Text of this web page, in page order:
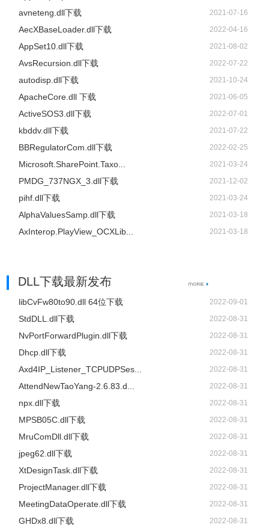
avneteng.dll下载 2021-07-16
AecXBaseLoader.dll下载 2022-04-16
AppSet10.dll下载 2021-08-02
AvsRecursion.dll下载 2022-07-22
autodisp.dll下载 2021-10-24
ApacheCore.dll 下载 2021-06-05
ActiveSOS3.dll下载 2022-07-01
kbddv.dll下载 2021-07-22
BBRegulatorCom.dll下载 2022-02-25
Microsoft.SharePoint.Taxo... 2021-03-24
PMDG_737NGX_3.dll下载 2021-12-02
pihf.dll下载 2021-03-24
AlphaValuesSamp.dll下载 2021-03-18
AxInterop.PlayView_OCXLib... 2021-03-18
DLL下载最新发布
libCvFw80to90.dll 64位下载 2022-09-01
StdDLL.dll下载 2022-08-31
NvPortForwardPlugin.dll下载 2022-08-31
Dhcp.dll下载 2022-08-31
Axd4IP_Listener_TCPUDPSes... 2022-08-31
AttendNewTaoYang-2.6.83.d... 2022-08-31
npx.dll下载 2022-08-31
MPSB05C.dll下载 2022-08-31
MruComDll.dll下载 2022-08-31
jpeg62.dll下载 2022-08-31
XtDesignTask.dll下载 2022-08-31
ProjectManager.dll下载 2022-08-31
MeetingDataOperate.dll下载 2022-08-31
GHDx8.dll下载 2022-08-31